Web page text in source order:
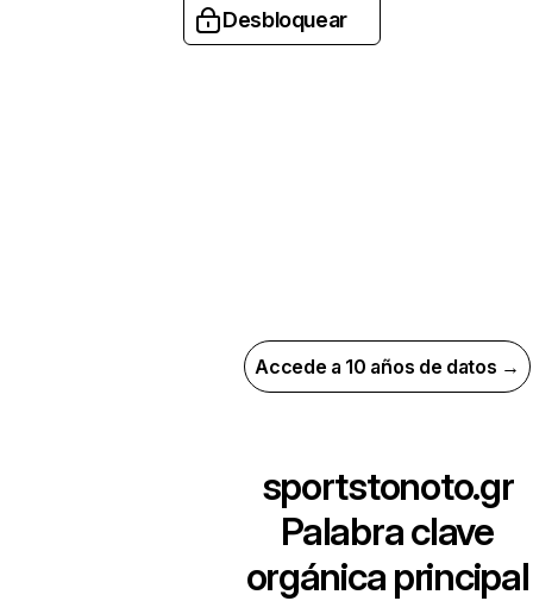
Desbloquear
Accede a 10 años de datos →
sportstonoto.gr
Palabra clave
orgánica principal